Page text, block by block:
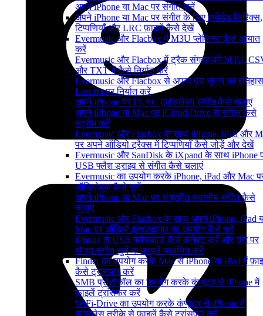
अपने iPhone या Mac पर संगीत सुनें
अपने iPhone या Mac पर संगीत के लिए एम्बेडेड लिरिक्स,
टिप्पणियाँ और LRC फ़ाइलें कैसे देखें
Evermusic और Flacbox में M3U प्लेलिस्ट कैसे आयात
करें
Evermusic और Flacbox में ट्रैक संग्रह को M3U,
और TXT में कैसे निर्यात करें
Evermusic और Flacbox से अपना पूरा सुनने का इतिहास
Last.fm पर निर्यात करें
अपने iPhone पर FLAC (लॉसलेस) संगीत कैसे चलाएं
अपने iPhone या Mac पर iCloud Drive से संगीत कैसे
स्ट्रीम करें
Evermusic और Flacbox के साथ iPhone, iPad और
पर अपने ऑडियो ट्रैक्स में टिप्पणियाँ कैसे जोड़ें और देखें
Evermusic और SanDisk के iXpand के साथ iPhone
USB फ्लैश ड्राइव से संगीत कैसे चलाएं
Evermusic का उपयोग करके iPhone, iPad और Mac
ऑडियोबुक कैसे सुनें
अपने iPhone या Mac पर संग्रहीत स्थानीय संगीत कैसे
चलाएं
Evermusic और Flacbox के साथ अपने iPhone, iPad
Mac पर ऑडियो इक्वलाइज़र का उपयोग कैसे करें
iPhone से USB फ्लैशकार्ड कैसे कनेक्ट करें और उस पर
मौजूद संगीत सुनें या फ़ाइलें प्रबंधित करें
Finder का उपयोग करके Mac से iPhone या iPad में
कैसे ट्रांसफर करें
SMB प्रोटोकॉल का उपयोग करके कंप्यूटर से iPhone में
फ़ाइलें ट्रांसफर करें
WiFi-Drive का उपयोग करके कंप्यूटर से iPhone में
वायरलेस तरीके से फ़ाइलें कैसे ट्रांसफर करें